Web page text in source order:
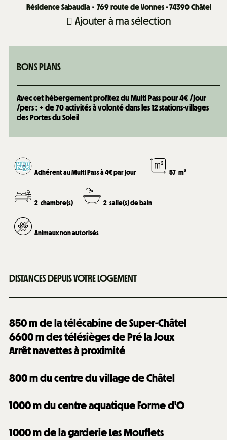
Résidence Sabaudia
769route de Vonnes - 74390 Châtel
Ajouter à ma sélection
BONS PLANS
Avec cet hébergement profitez du Multi Pass pour 4€ /jour
/pers : + de 70 activités à volonté dans les 12 stations-villages
des Portes du Soleil
Adhérent au Multi Pass à 4€ par jour 57 m²
2 chambre(s) 2 salle(s) de bain
Animaux non autorisés
DISTANCES DEPUIS VOTRE LOGEMENT
850m de la télécabine de Super-Châtel
6600m des télésièges de Pré la Joux
Arrêt navettes à proximité
800m du centre du village de Châtel
1000m du centre aquatique Forme d'O
1000m de la garderie Les Mouflets